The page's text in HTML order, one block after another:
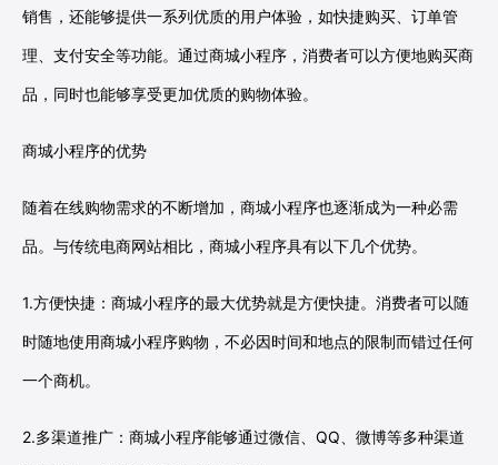
销售，还能够提供一系列优质的用户体验，如快捷购买、订单管
理、支付安全等功能。通过商城小程序，消费者可以方便地购买商
品，同时也能够享受更加优质的购物体验。
商城小程序的优势
随着在线购物需求的不断增加，商城小程序也逐渐成为一种必需
品。与传统电商网站相比，商城小程序具有以下几个优势。
1.方便快捷：商城小程序的最大优势就是方便快捷。消费者可以随
时随地使用商城小程序购物，不必因时间和地点的限制而错过任何
一个商机。
2.多渠道推广：商城小程序能够通过微信、QQ、微博等多种渠道